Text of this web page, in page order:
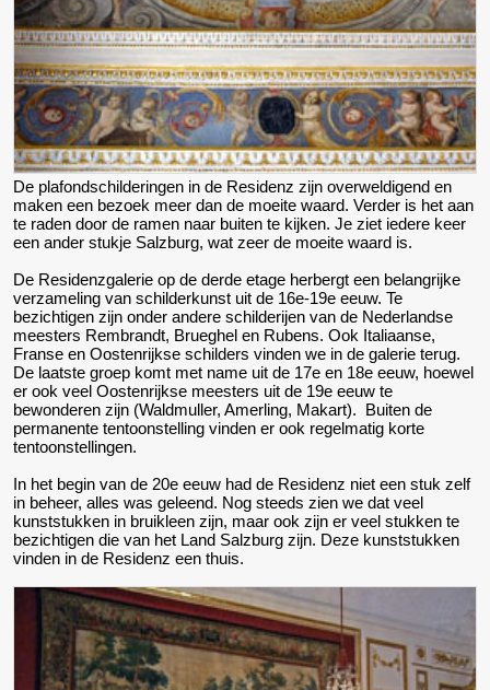
De plafondschilderingen in de Residenz zijn overweldigend en
maken een bezoek meer dan de moeite waard. Verder is het aan
te raden door de ramen naar buiten te kijken. Je ziet iedere keer
een ander stukje Salzburg, wat zeer de moeite waard is.
De Residenzgalerie op de derde etage herbergt een belangrijke
verzameling van schilderkunst uit de 16e-19e eeuw. Te
bezichtigen zijn onder andere schilderijen van de Nederlandse
meesters Rembrandt, Brueghel en Rubens. Ook Italiaanse,
Franse en Oostenrijkse schilders vinden we in de galerie terug.
De laatste groep komt met name uit de 17e en 18e eeuw, hoewel
er ook veel Oostenrijkse meesters uit de 19e eeuw te
bewonderen zijn (Waldmuller, Amerling, Makart). Buiten de
permanente tentoonstelling vinden er ook regelmatig korte
tentoonstellingen.
In het begin van de 20e eeuw had de Residenz niet een stuk zelf
in beheer, alles was geleend. Nog steeds zien we dat veel
kunststukken in bruikleen zijn, maar ook zijn er veel stukken te
bezichtigen die van het Land Salzburg zijn. Deze kunststukken
vinden in de Residenz een thuis.